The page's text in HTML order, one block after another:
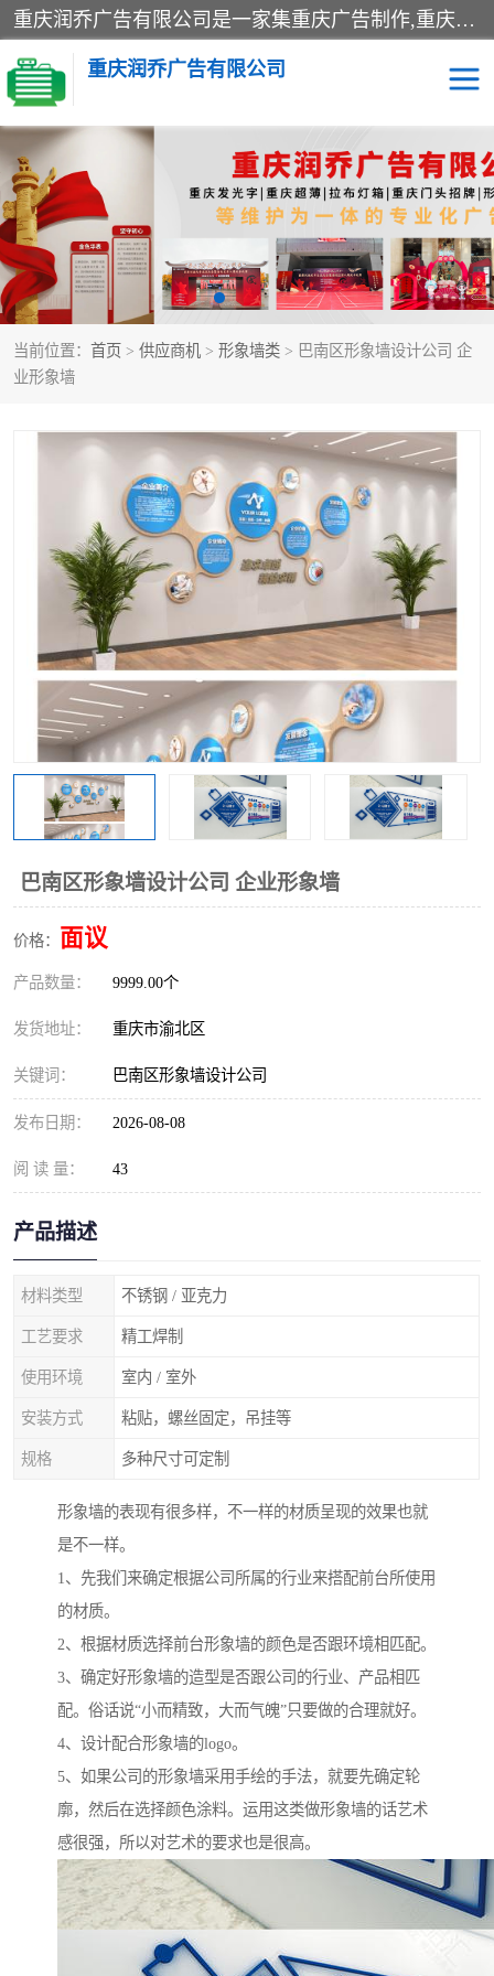
重庆润乔广告有限公司是一家集重庆广告制作,重庆标识标牌,亚克力发光字,led发光字,树脂发光字,超薄灯箱,拉布灯箱,吸塑灯箱,门头招牌,企业形象墙,写真喷绘,x展架,拉网展架,广告展架,条幅,锦旗设计,制作,施工,维护为一体的专业化广告公司.
重庆润乔广告有限公司
当前位置： 首页 > 供应商机 > 形象墙类 > 巴南区形象墙设计公司 企
业形象墙
巴南区形象墙设计公司 企业形象墙
价格： 面议
产品数量： 9999.00个
发货地址： 重庆市渝北区
关键词： 巴南区形象墙设计公司
发布日期： 2026-08-08
阅 读 量： 43
产品描述
材料类型 不锈钢 / 亚克力
工艺要求 精工焊制
使用环境 室内 / 室外
安装方式 粘贴，螺丝固定，吊挂等
规格 多种尺寸可定制
形象墙的表现有很多样，不一样的材质呈现的效果也就
是不一样。
1、先我们来确定根据公司所属的行业来搭配前台所使用
的材质。
2、根据材质选择前台形象墙的颜色是否跟环境相匹配。
3、确定好形象墙的造型是否跟公司的行业、产品相匹
配。俗话说“小而精致，大而气魄”只要做的合理就好。
4、设计配合形象墙的logo。
5、如果公司的形象墙采用手绘的手法，就要先确定轮
廓，然后在选择颜色涂料。运用这类做形象墙的话艺术
感很强，所以对艺术的要求也是很高。
招牌类 发光字类
灯箱类 形象墙类
标识标牌类 写真喷绘类
展架 条幅